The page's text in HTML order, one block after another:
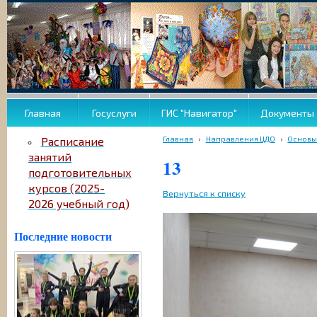
Главная Госуслуги ГИС "Навигатор" Документы
Расписание
занятий
подготовительных
курсов (2025-
2026 учебный год)
Последние новости
Главная › Направления ЦДО › Основы
13
Вернуться к списку